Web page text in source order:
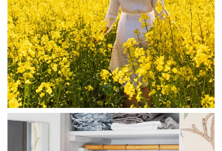
linliving
Jul 23